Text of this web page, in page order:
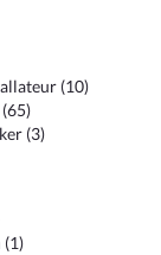
(10)
(3)
(1)